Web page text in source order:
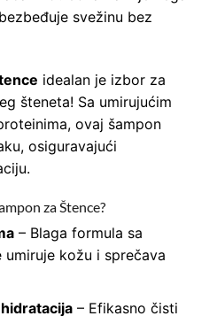
svežinu bez
idealan je izbor za
šteneta! Sa umirujućim
ovaj šampon
osiguravajući
za Štence?
– Blaga formula sa
kožu i sprečava
– Efikasno čisti